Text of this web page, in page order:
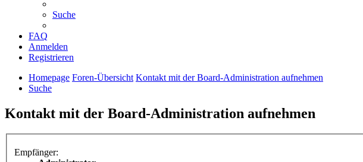
Suche
FAQ
Anmelden
Registrieren
Homepage Foren-Übersicht Kontakt mit der Board-Administration aufnehmen
Suche
Kontakt mit der Board-Administration aufnehmen
Empfänger: